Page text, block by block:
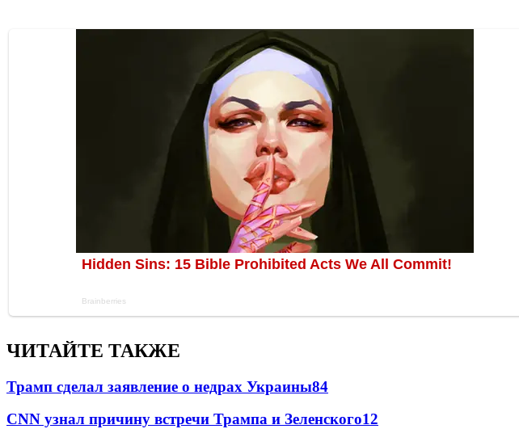
ЧИТАЙТЕ ТАКЖЕ
Трамп сделал заявление о недрах Украины84
CNN узнал причину встречи Трампа и Зеленского12